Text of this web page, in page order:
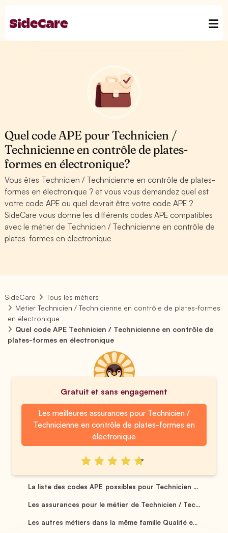
Quel code APE pour Technicien /
Technicienne en contrôle de plates-
formes en électronique?
Vous êtes Technicien / Technicienne en contrôle de plates-
formes en électronique ? et vous vous demandez quel est
votre code APE ou quel devrait être votre code APE ?
SideCare vous donne les différents codes APE compatibles
avec le métier de Technicien / Technicienne en contrôle de
plates-formes en électronique
SideCare
Tous les métiers
Métier Technicien / Technicienne en contrôle de plates-formes
en électronique
Quel code APE Technicien / Technicienne en contrôle de
plates-formes en électronique
Gratuit et sans engagement
Les meilleures assurances pour Technicien /
Technicienne en contrôle de plates-formes en
électronique
La liste des codes APE possibles pour Technicien ...
Les assurances pour le métier de Technicien / Tec...
Les autres métiers dans la même famille Qualité e...